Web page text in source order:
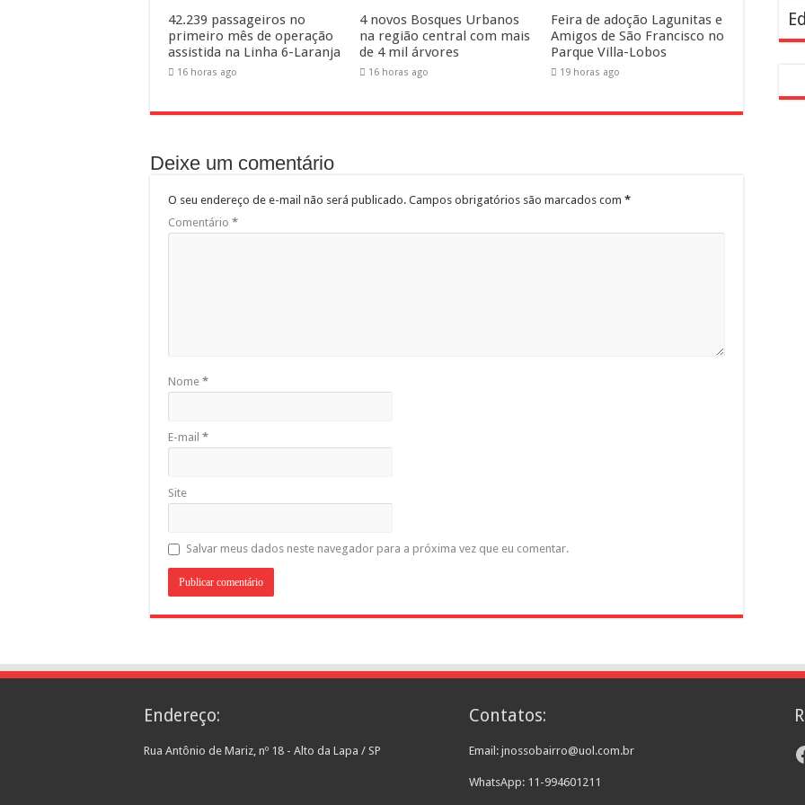
42.239 passageiros no
primeiro mês de operação
assistida na Linha 6-Laranja
16 horas ago
4 novos Bosques Urbanos
na região central com mais
de 4 mil árvores
16 horas ago
Feira de adoção Lagunitas e
Amigos de São Francisco no
Parque Villa-Lobos
19 horas ago
Deixe um comentário
O seu endereço de e-mail não será publicado. Campos obrigatórios são marcados com *
Comentário *
Nome *
E-mail *
Site
Salvar meus dados neste navegador para a próxima vez que eu comentar.
Endereço:
Rua Antônio de Mariz, nº 18 - Alto da Lapa / SP
Contatos:
Email: jnossobairro@uol.com.br
WhatsApp: 11-994601211